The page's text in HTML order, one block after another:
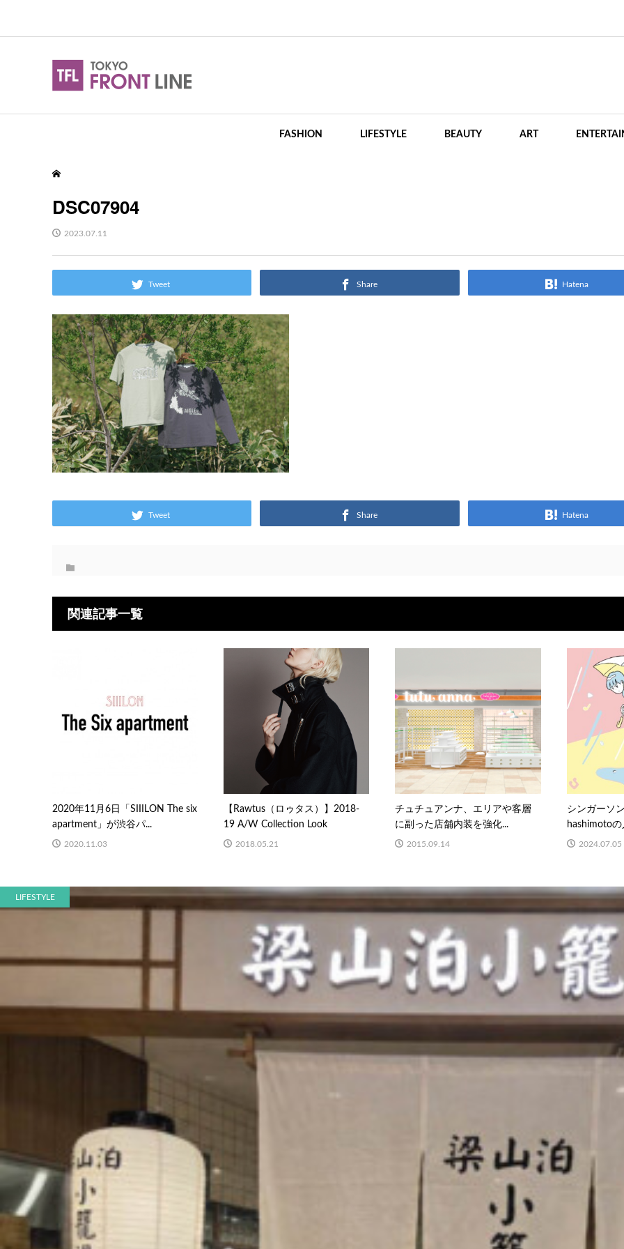
FASHION LIFESTYLE BEAUTY ART
DSC07904
2023.07.11
Tweet Share Hatena
Tweet Share Hatena
関連記事一覧
2020年11月6日「SIIILON The six
apartment」が渋谷パ...
2020.11.03
【Rawtus（ロゥタス）】2018-
19 A/W Collection Look
2018.05.21
チュチュアンナ、エリアや客層
に副った店舗内装を強化...
2015.09.14
シンガーソ
hashimoto
2024.07.05
LIFESTYLE